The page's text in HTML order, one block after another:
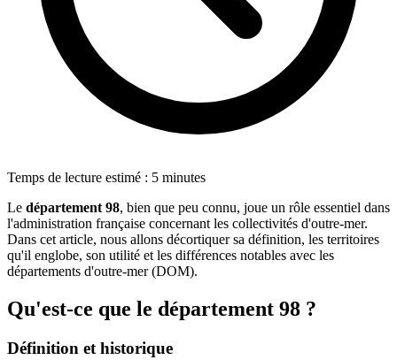
Temps de lecture estimé : 5 minutes
Le département 98, bien que peu connu, joue un rôle essentiel dans
l'administration française concernant les collectivités d'outre-mer.
Dans cet article, nous allons décortiquer sa définition, les territoires
qu'il englobe, son utilité et les différences notables avec les
départements d'outre-mer (DOM).
Qu'est-ce que le département 98 ?
Définition et historique